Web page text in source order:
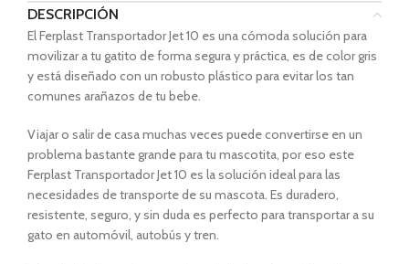
DESCRIPCIÓN
El Ferplast Transportador Jet 10 es una cómoda solución para
movilizar a tu gatito de forma segura y práctica, es de color gris
y está diseñado con un robusto plástico para evitar los tan
comunes arañazos de tu bebe.
Viajar o salir de casa muchas veces puede convertirse en un
problema bastante grande para tu mascotita, por eso este
Ferplast Transportador Jet 10 es la solución ideal para las
necesidades de transporte de su mascota. Es duradero,
resistente, seguro, y sin duda es perfecto para transportar a su
gato en automóvil, autobús y tren.